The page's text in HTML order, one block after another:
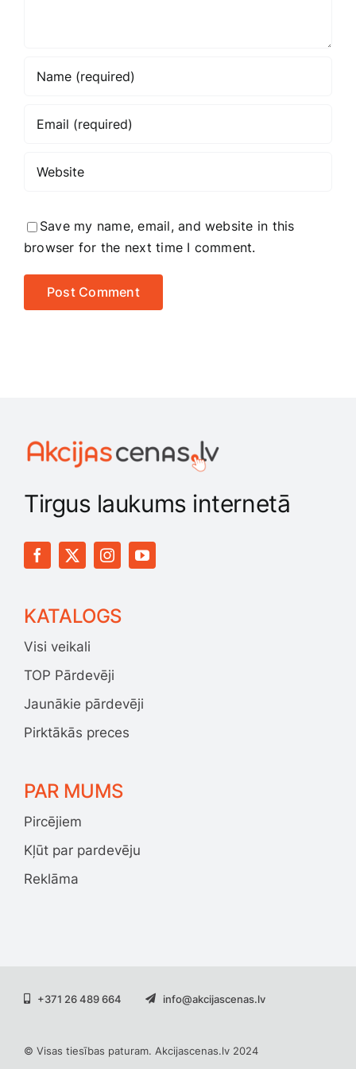
Save my name, email, and website in this
browser for the next time I comment.
Tirgus laukums internetā
KATALOGS
Visi veikali
TOP Pārdevēji
Jaunākie pārdevēji
Pirktākās preces
PAR MUMS
Pircējiem
Kļūt par pardevēju
Reklāma
+371 26 489 664 info@akcijascenas.lv
© Visas tiesības paturam. Akcijascenas.lv 2024